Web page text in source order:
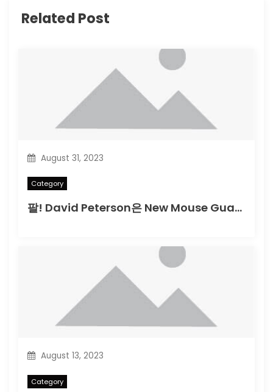
Related Post
August 31, 2023
Category
팔! David Peterson은 New Mouse Guard Collection
August 13, 2023
Category